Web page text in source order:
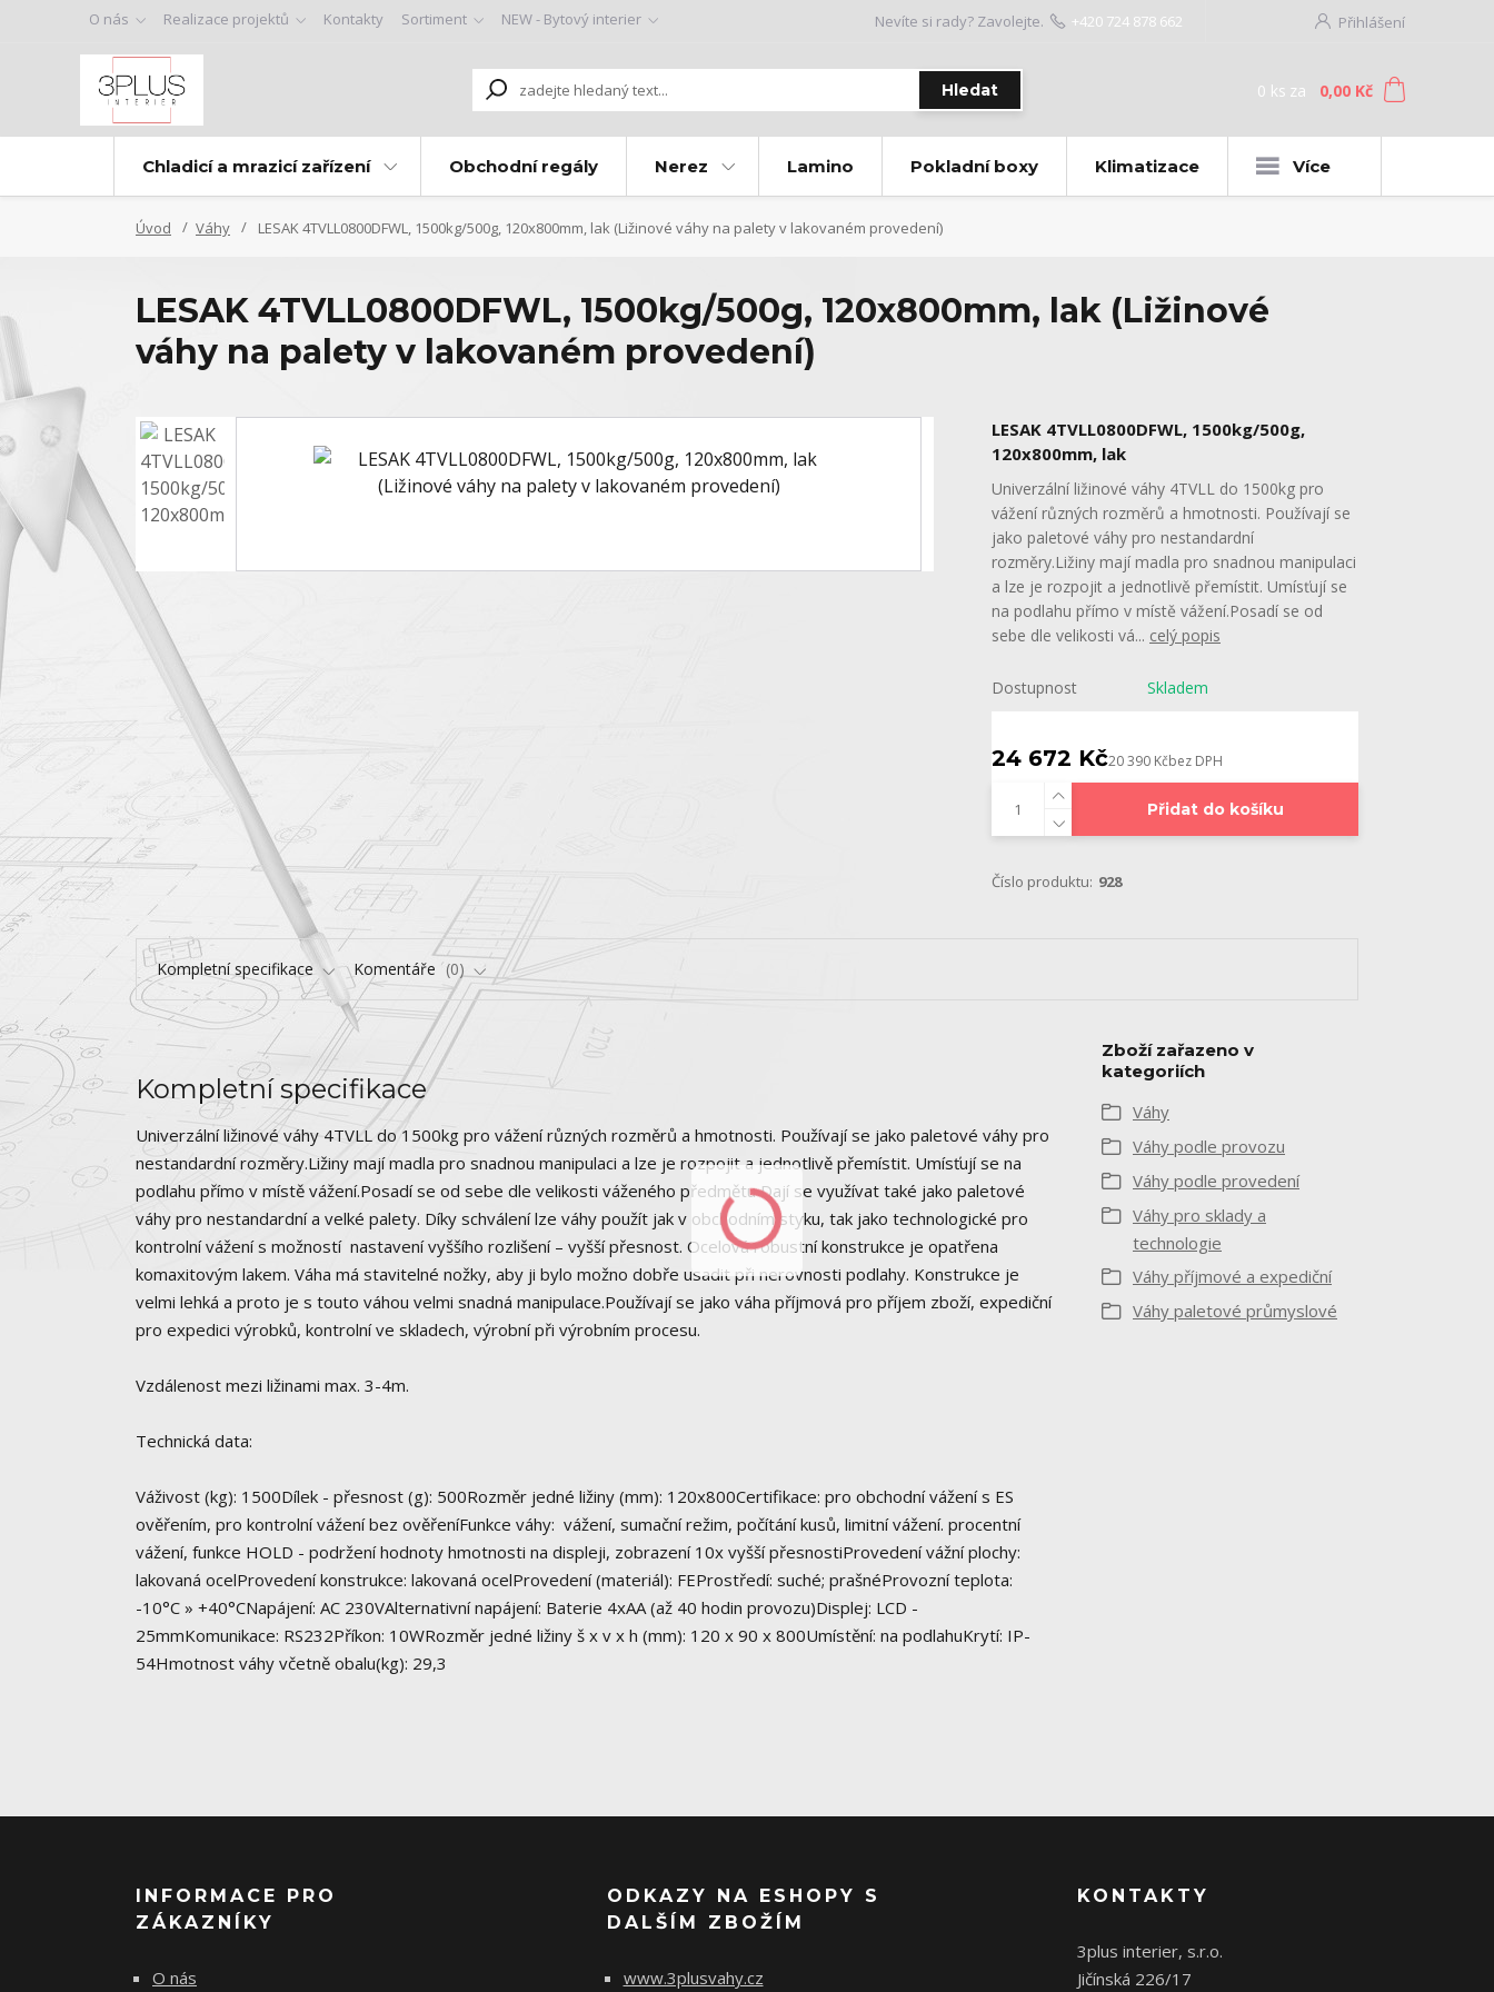
O nás Realizace projektů Kontakty Sortiment NEW - Bytový interier Přihlášení
Hledat
Nevíte si rady? Zavolejte. +420 724 878 662
0 ks za 0,00 Kč
Chladicí a mrazicí zařízení Obchodní regály Nerez Lamino Pokladní boxy Klimatizace Více
Úvod Váhy LESAK 4TVLL0800DFWL, 1500kg/500g, 120x800mm, lak (Ližinové váhy na palety v lakovaném provedení)
LESAK 4TVLL0800DFWL, 1500kg/500g, 120x800mm, lak (Ližinové
váhy na palety v lakovaném provedení)
LESAK 4TVLL0800DFWL, 1500kg/500g,
120x800mm, lak
Univerzální ližinové váhy 4TVLL do 1500kg pro
vážení různých rozměrů a hmotnosti. Používají se
jako paletové váhy pro nestandardní
rozměry.Ližiny mají madla pro snadnou manipulaci
a lze je rozpojit a jednotlivě přemístit. Umísťují se
na podlahu přímo v místě vážení.Posadí se od
sebe dle velikosti vá... celý popis
Dostupnost Skladem
24 672 Kč20 390 Kčbez DPH
Přidat do košíku
Číslo produktu: 928
Kompletní specifikace Komentáře 0
Kompletní specifikace
Univerzální ližinové váhy 4TVLL do 1500kg pro vážení různých rozměrů a hmotnosti. Používají se jako paletové váhy pro
nestandardní rozměry.Ližiny mají madla pro snadnou manipulaci a lze je rozpojit a jednotlivě přemístit. Umísťují se na
podlahu přímo v místě vážení.Posadí se od sebe dle velikosti váženého předmětu Dají se využívat také jako paletové
váhy pro nestandardní a velké palety. Díky schválení lze váhy použít jak v obchodním styku, tak jako technologické pro
kontrolní vážení s možností nastavení vyššího rozlišení – vyšší přesnost. Ocelová robustní konstrukce je opatřena
komaxitovým lakem. Váha má stavitelné nožky, aby ji bylo možno dobře usadit při nerovnosti podlahy. Konstrukce je
velmi lehká a proto je s touto váhou velmi snadná manipulace.Používají se jako váha příjmová pro příjem zboží, expediční
pro expedici výrobků, kontrolní ve skladech, výrobní při výrobním procesu.
Vzdálenost mezi ližinami max. 3-4m.
Technická data:
Váživost (kg): 1500Dílek - přesnost (g): 500Rozměr jedné ližiny (mm): 120x800Certifikace: pro obchodní vážení s ES
ověřením, pro kontrolní vážení bez ověřeníFunkce váhy: vážení, sumační režim, počítání kusů, limitní vážení. procentní
vážení, funkce HOLD - podržení hodnoty hmotnosti na displeji, zobrazení 10x vyšší přesnostiProvedení vážní plochy:
lakovaná ocelProvedení konstrukce: lakovaná ocelProvedení (materiál): FEProstředí: suché; prašnéProvozní teplota:
-10°C » +40°CNapájení: AC 230VAlternativní napájení: Baterie 4xAA (až 40 hodin provozu)Displej: LCD -
25mmKomunikace: RS232Příkon: 10WRozměr jedné ližiny š x v x h (mm): 120 x 90 x 800Umístění: na podlahuKrytí: IP-
54Hmotnost váhy včetně obalu(kg): 29,3
Zboží zařazeno v
kategoriích
Váhy
Váhy podle provozu
Váhy podle provedení
Váhy pro sklady a
technologie
Váhy příjmové a expediční
Váhy paletové průmyslové
INFORMACE PRO
ZÁKAZNÍKY
O nás
ODKAZY NA ESHOPY S
DALŠÍM ZBOŽÍM
www.3plusvahy.cz
KONTAKTY
3plus interier, s.r.o.
Jičínská 226/17